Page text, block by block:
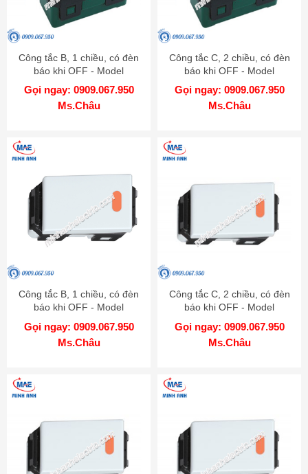
Công tắc B, 1 chiều, có đèn
báo khi OFF - Model
WEG5151-51SWK
Gọi ngay: 0909.067.950
Ms.Châu
Công tắc C, 2 chiều, có đèn
báo khi OFF - Model
WEG5152-51SWK
Gọi ngay: 0909.067.950
Ms.Châu
Công tắc B, 1 chiều, có đèn
báo khi OFF - Model
WEG51517SW
Gọi ngay: 0909.067.950
Ms.Châu
Công tắc C, 2 chiều, có đèn
báo khi OFF - Model
WEG51527SW
Gọi ngay: 0909.067.950
Ms.Châu